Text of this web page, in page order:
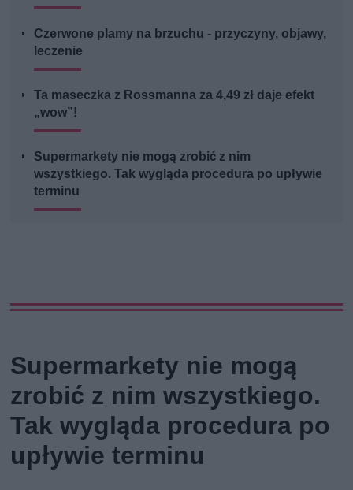
Czerwone plamy na brzuchu - przyczyny, objawy,
leczenie
Ta maseczka z Rossmanna za 4,49 zł daje efekt
„wow”!
Supermarkety nie mogą zrobić z nim
wszystkiego. Tak wygląda procedura po upływie
terminu
Supermarkety nie mogą
zrobić z nim wszystkiego.
Tak wygląda procedura po
upływie terminu